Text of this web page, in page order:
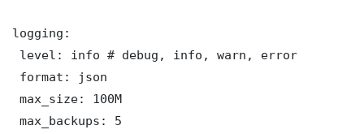
logging:
level: info # debug, info, warn, error
format: json
max_size: 100M
max_backups: 5